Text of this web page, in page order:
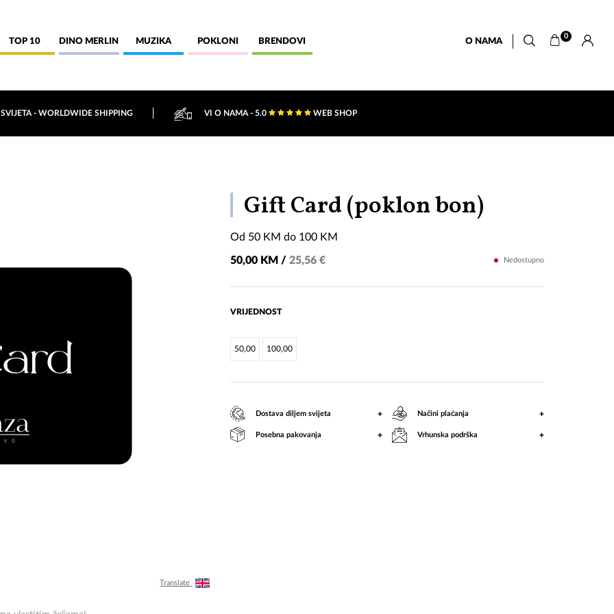
TOP 10 DINO MERLIN MUZIKA POKLONI BRENDOVI O NAMA
0
- WORLDWIDE SHIPPING VI O NAMA - 5.0 WEB SHOP
Translate
Gift Card (poklon bon)
KM
do
Od 50 KM do 100 KM
50,00 KM /25,56 € Nedostupno
VRIJEDNOST
50,00 100,00
Dostava diljem svijeta + Načini plaćanja +
Posebna pakovanja + Vrhunska podrška +